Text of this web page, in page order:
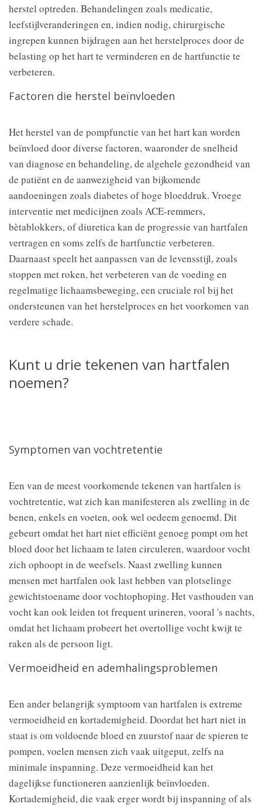
herstel optreden. Behandelingen zoals medicatie,
leefstijlveranderingen en, indien nodig, chirurgische
ingrepen kunnen bijdragen aan het herstelproces door de
belasting op het hart te verminderen en de hartfunctie te
verbeteren.
Factoren die herstel beïnvloeden
Het herstel van de pompfunctie van het hart kan worden
beïnvloed door diverse factoren, waaronder de snelheid
van diagnose en behandeling, de algehele gezondheid van
de patiënt en de aanwezigheid van bijkomende
aandoeningen zoals diabetes of hoge bloeddruk. Vroege
interventie met medicijnen zoals ACE-remmers,
bètablokkers, of diuretica kan de progressie van hartfalen
vertragen en soms zelfs de hartfunctie verbeteren.
Daarnaast speelt het aanpassen van de levensstijl, zoals
stoppen met roken, het verbeteren van de voeding en
regelmatige lichaamsbeweging, een cruciale rol bij het
ondersteunen van het herstelproces en het voorkomen van
verdere schade.
Kunt u drie tekenen van hartfalen
noemen?
Symptomen van vochtretentie
Een van de meest voorkomende tekenen van hartfalen is
vochtretentie, wat zich kan manifesteren als zwelling in de
benen, enkels en voeten, ook wel oedeem genoemd. Dit
gebeurt omdat het hart niet efficiënt genoeg pompt om het
bloed door het lichaam te laten circuleren, waardoor vocht
zich ophoopt in de weefsels. Naast zwelling kunnen
mensen met hartfalen ook last hebben van plotselinge
gewichtstoename door vochtophoping. Het vasthouden van
vocht kan ook leiden tot frequent urineren, vooral 's nachts,
omdat het lichaam probeert het overtollige vocht kwijt te
raken als de persoon ligt.
Vermoeidheid en ademhalingsproblemen
Een ander belangrijk symptoom van hartfalen is extreme
vermoeidheid en kortademigheid. Doordat het hart niet in
staat is om voldoende bloed en zuurstof naar de spieren te
pompen, voelen mensen zich vaak uitgeput, zelfs na
minimale inspanning. Deze vermoeidheid kan het
dagelijkse functioneren aanzienlijk beïnvloeden.
Kortademigheid, die vaak erger wordt bij inspanning of als